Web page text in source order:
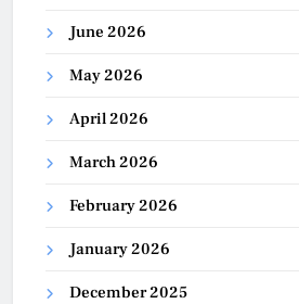
June 2026
May 2026
April 2026
March 2026
February 2026
January 2026
December 2025